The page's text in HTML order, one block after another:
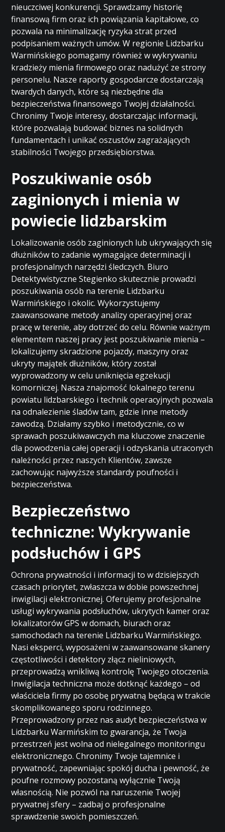
nieuczciwej konkurencji. Sprawdzamy historię
finansową firm oraz ich powiązania kapitałowe, co
pozwala na minimalizację ryzyka strat przed
podpisaniem ważnych umów. W regionie Lidzbarku
Warmińskiego pomagamy również w wykrywaniu
kradzieży mienia firmowego oraz nadużyć ze strony
personelu. Nasze raporty gospodarcze dostarczają
twardych danych, które są niezbędne dla
bezpieczeństwa finansowego Twojej działalności.
Chronimy Twoje interesy, dostarczając informacji,
które pozwalają budować biznes na solidnych
fundamentach i unikać oszustów zagrażających
stabilności Twojego przedsiębiorstwa.
Poszukiwanie osób
zaginionych i mienia w
powiecie lidzbarskim
Lokalizowanie osób zaginionych lub ukrywających się
dłużników to zadanie wymagające determinacji i
profesjonalnych narzędzi śledczych. Biuro
Detektywistyczne Stegienko skutecznie prowadzi
poszukiwania osób na terenie Lidzbarku
Warmińskiego i okolic. Wykorzystujemy
zaawansowane metody analizy operacyjnej oraz
pracę w terenie, aby dotrzeć do celu. Równie ważnym
elementem naszej pracy jest poszukiwanie mienia –
lokalizujemy skradzione pojazdy, maszyny oraz
ukryty majątek dłużników, który został
wyprowadzony w celu uniknięcia egzekucji
komorniczej. Nasza znajomość lokalnego terenu
powiatu lidzbarskiego i technik operacyjnych pozwala
na odnalezienie śladów tam, gdzie inne metody
zawodzą. Działamy szybko i metodycznie, co w
sprawach poszukiwawczych ma kluczowe znaczenie
dla powodzenia całej operacji i odzyskania utraconych
należności przez naszych Klientów, zawsze
zachowując najwyższe standardy poufności i
bezpieczeństwa.
Bezpieczeństwo
techniczne: Wykrywanie
podsłuchów i GPS
Ochrona prywatności i informacji to w dzisiejszych
czasach priorytet, zwłaszcza w dobie powszechnej
inwigilacji elektronicznej. Oferujemy profesjonalne
usługi wykrywania podsłuchów, ukrytych kamer oraz
lokalizatorów GPS w domach, biurach oraz
samochodach na terenie Lidzbarku Warmińskiego.
Nasi eksperci, wyposażeni w zaawansowane skanery
częstotliwości i detektory złącz nieliniowych,
przeprowadzą wnikliwą kontrolę Twojego otoczenia.
Inwigilacja techniczna może dotknąć każdego – od
właściciela firmy po osobę prywatną będącą w trakcie
skomplikowanego sporu rodzinnego.
Przeprowadzony przez nas audyt bezpieczeństwa w
Lidzbarku Warmińskim to gwarancja, że Twoja
przestrzeń jest wolna od nielegalnego monitoringu
elektronicznego. Chronimy Twoje tajemnice i
prywatność, zapewniając spokój ducha i pewność, że
poufne rozmowy pozostaną wyłącznie Twoją
własnością. Nie pozwól na naruszenie Twojej
prywatnej sfery – zadbaj o profesjonalne
sprawdzenie swoich pomieszczeń.